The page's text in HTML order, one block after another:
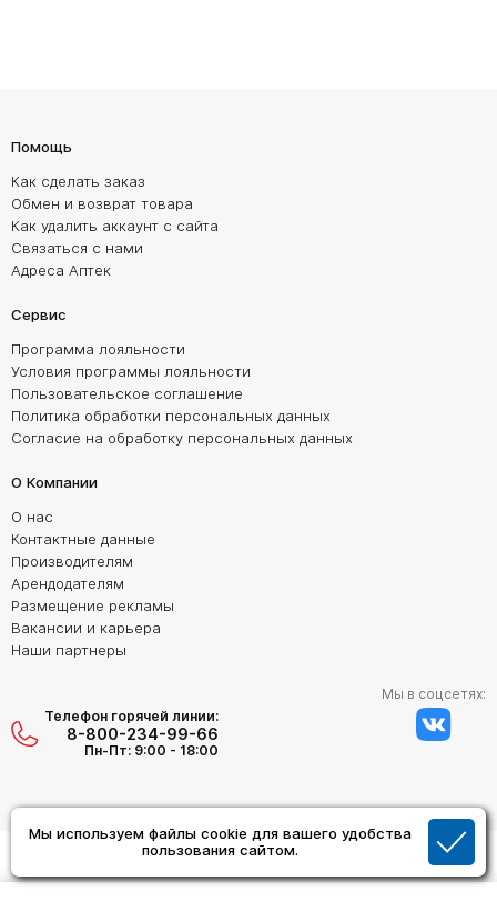
Мы используем файлы cookie для вашего удобства
пользования сайтом.
Помощь
Как сделать заказ
Обмен и возврат товара
Как удалить аккаунт с сайта
Связаться с нами
Адреса Аптек
Сервис
Программа лояльности
Условия программы лояльности
Пользовательское соглашение
Политика обработки персональных данных
Согласие на обработку персональных данных
О Компании
О нас
Контактные данные
Производителям
Арендодателям
Размещение рекламы
Вакансии и карьера
Наши партнеры
Телефон горячей линии:
8-800-234-99-66
Пн-Пт: 9:00 - 18:00
Мы в соцсетях: